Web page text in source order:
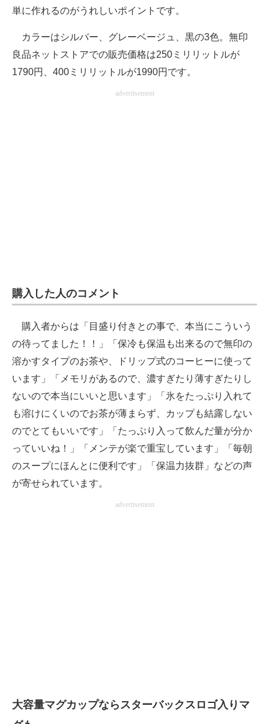
単に作れるのがうれしいポイントです。
カラーはシルバー、グレーベージュ、黒の3色。無印
良品ネットストアでの販売価格は250ミリリットルが
1790円、400ミリリットルが1990円です。
advertisement
購入した人のコメント
購入者からは「目盛り付きとの事で、本当にこういう
の待ってました！！」「保冷も保温も出来るので無印の
溶かすタイプのお茶や、ドリップ式のコーヒーに使って
います」「メモリがあるので、濃すぎたり薄すぎたりし
ないので本当にいいと思います」「氷をたっぷり入れて
も溶けにくいのでお茶が薄まらず、カップも結露しない
のでとてもいいです」「たっぷり入って飲んだ量が分か
っていいね！」「メンテが楽で重宝しています」「毎朝
のスープにほんとに便利です」「保温力抜群」などの声
が寄せられています。
advertisement
大容量マグカップならスターバックスロゴ入りマ